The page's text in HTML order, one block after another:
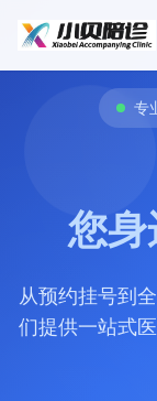
专
您
从预约挂号到
们提供一站式